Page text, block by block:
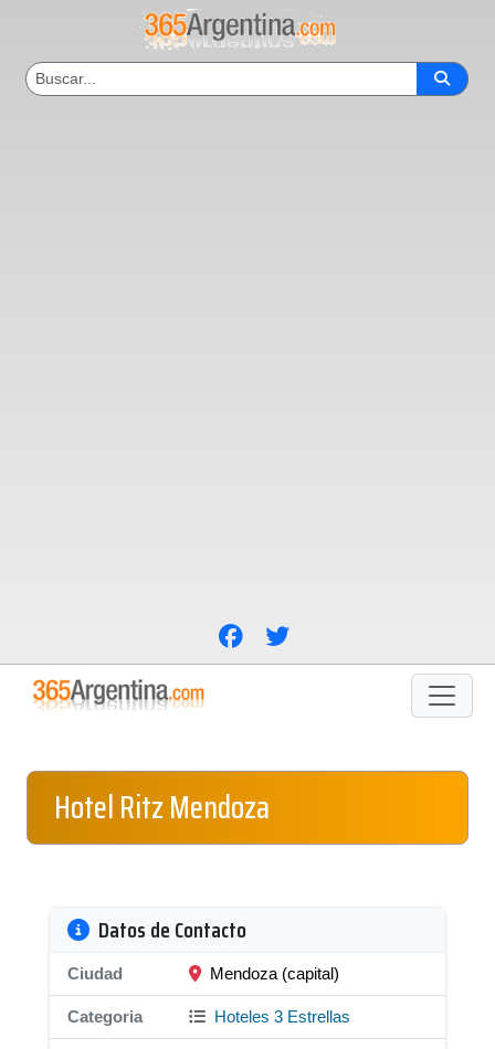
Hotel Ritz Mendoza
Datos de Contacto
Ciudad Mendoza (capital)
Categoria Hoteles 3 Estrellas